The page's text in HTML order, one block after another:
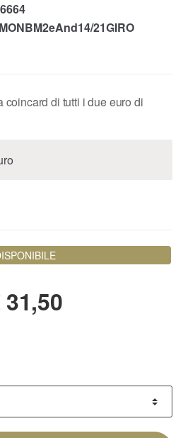
MONBM2eAnd14/21GIRO
coincard di tutti i due euro di
31,50